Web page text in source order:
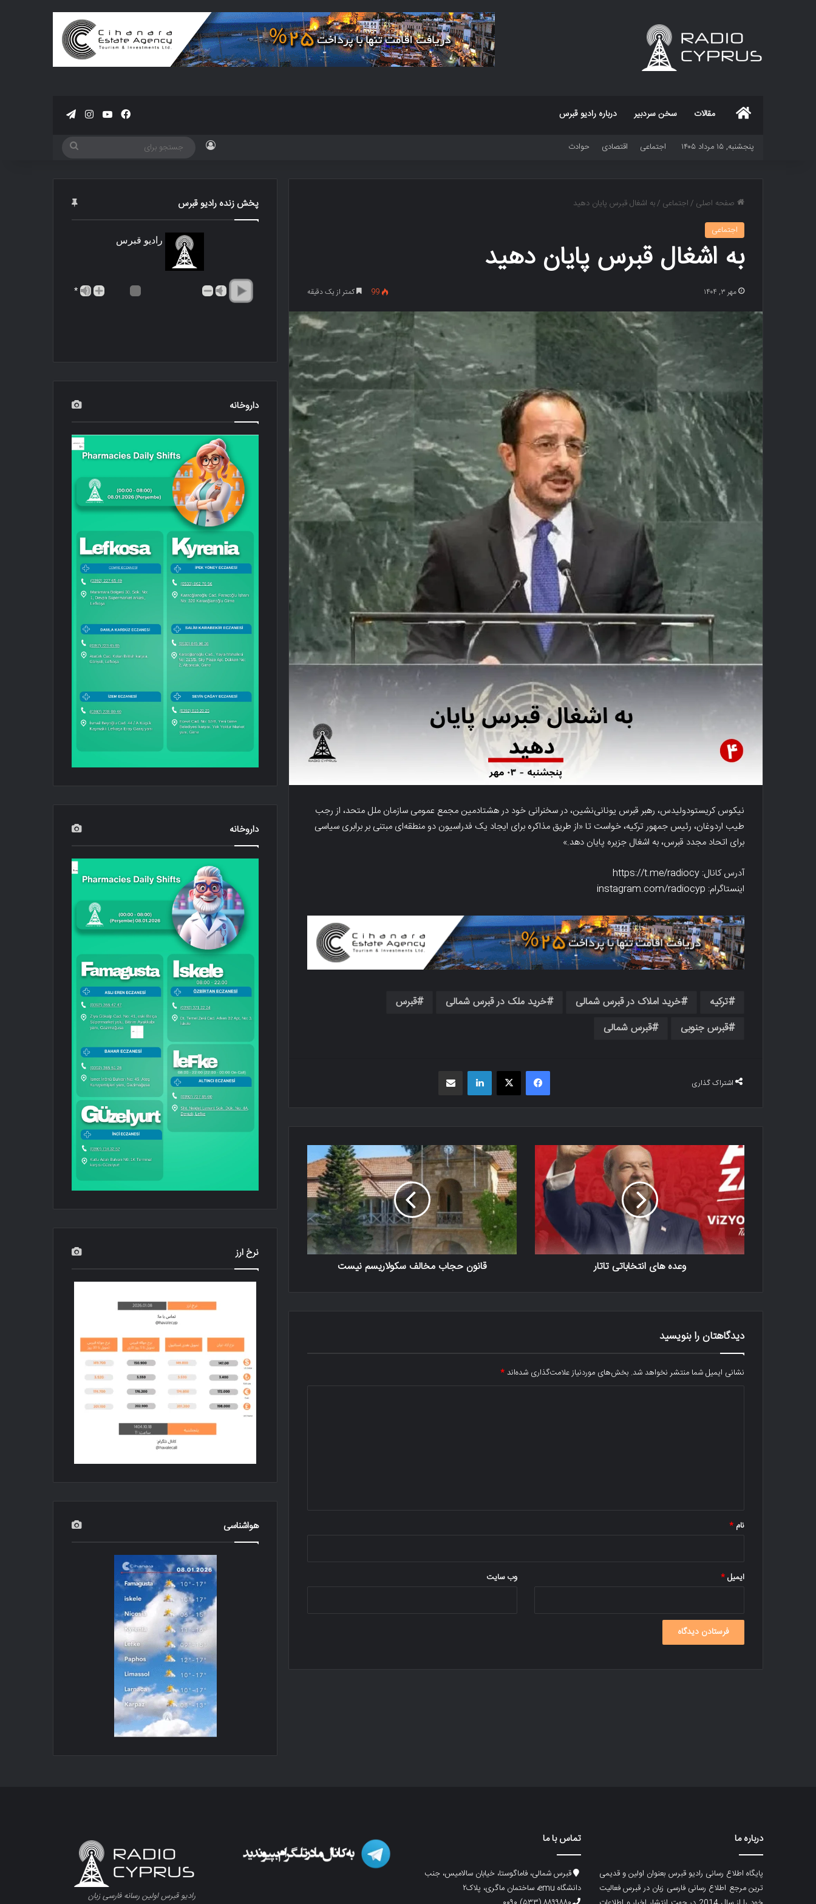
مقالات سخن سردبیر درباره رادیو قبرس فیسبوکیوتیوباینستاگرام
پنجشنبه, ۱۵ مرداد ۱۴۰۵ اجتماعی اقتصادی حوادث
صفحه اصلی /اجتماعی /به اشغال قبرس پایان دهید
اجتماعی
به اشغال قبرس پایان دهید
مهر ۳, ۱۴۰۴ 99 کمتر از یک دقیقه
نیکوس کریستودولیدس، رهبر قبرس یونانی‌نشین، در سخنرانی خود در هشتادمین مجمع عمومی سازمان ملل متحد، از رجب
طیب اردوغان، رئیس جمهور ترکیه، خواست تا «از طریق مذاکره برای ایجاد یک فدراسیون دو منطقه‌ای مبتنی بر برابری سیاسی
برای اتحاد مجدد قبرس، به اشغال جزیره پایان دهد.»
آدرس کانال: https://t.me/radiocy
اینستاگرام: instagram.com/radiocyp
ترکیه خرید املاک در قبرس شمالی خرید ملک در قبرس شمالی
قبرس
قبرس جنوبی
قبرس شمالی
اشتراک گذاری
فیسبوک X
وعده های انتخاباتی تاتار قانون حجاب مخالف سکولاریسم نیست
دیدگاهتان را بنویسید
نشانی ایمیل شما منتشر نخواهد شد. بخش‌های موردنیاز علامت‌گذاری شده‌اند*
نام *
ایمیل* وب‌ سایت
پخش زنده رادیو قبرس
رادیو قبرس
*
داروخانه
داروخانه
نرخ ارز
هواشناسی
درباره ما
پایگاه اطلاع رسانی رادیو قبرس بعنوان اولین و قدیمی
ترین مرجع اطلاع رسانی فارسی زبان در قبرس فعالیت
تماس با ما
قبرس شمالی، فاماگوستا، خیابان سالامیس، جنب
دانشگاه emu، ساختمان ماگری، پلاک۲
رادیو قبرس اولین رسانه فارسی زبان